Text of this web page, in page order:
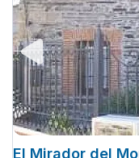
El Mirador del